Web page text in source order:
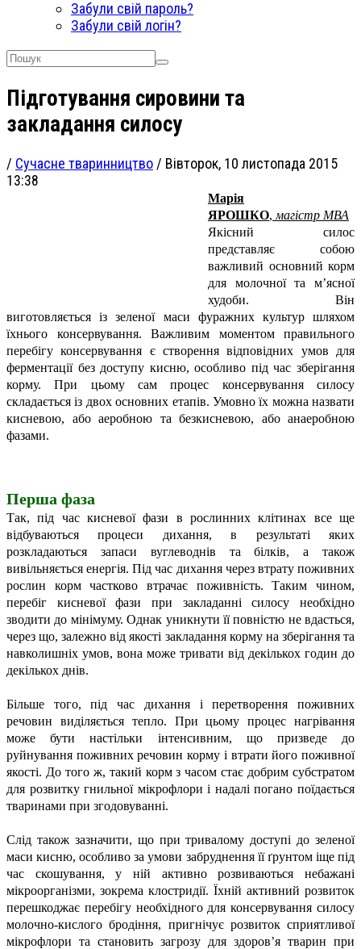
Забули свій пароль?
Забули свій логін?
Підготування сировини та
закладання силосу
/ Сучасне тваринництво / Вівторок, 10 листопада 2015
13:38
Марія
ЯРОШКО, магістр МВА
Якісний силос
представляє собою
важливий основний корм
для молочної та м’ясної
худоби. Він
виготовляється із зеленої маси фуражних культур шляхом
їхнього консервування. Важливим моментом правильного
перебігу консервування є створення відповідних умов для
ферментації без доступу кисню, особливо під час зберігання
корму. При цьому сам процес консервування силосу
складається із двох основних етапів. Умовно їх можна назвати
кисневою, або аеробною та безкисневою, або анаеробною
фазами.
Перша фаза
Так, під час кисневої фази в рослинних клітинах все ще
відбуваються процеси дихання, в результаті яких
розкладаються запаси вуглеводнів та білків, а також
вивільняється енергія. Під час дихання через втрату поживних
рослин корм частково втрачає поживність. Таким чином,
перебіг кисневої фази при закладанні силосу необхідно
зводити до мінімуму. Однак уникнути її повністю не вдасться,
через що, залежно від якості закладання корму на зберігання та
навколишніх умов, вона може тривати від декількох годин до
декількох днів.
Більше того, під час дихання і перетворення поживних
речовин виділяється тепло. При цьому процес нагрівання
може бути настільки інтенсивним, що призведе до
руйнування поживних речовин корму і втрати його поживної
якості. До того ж, такий корм з часом стає добрим субстратом
для розвитку гнильної мікрофлори і надалі погано поїдається
тваринами при згодовуванні.
Слід також зазначити, що при тривалому доступі до зеленої
маси кисню, особливо за умови забруднення її ґрунтом іще під
час скошування, у ній активно розвиваються небажані
мікроорганізми, зокрема клостридії. Їхній активний розвиток
перешкоджає перебігу необхідного для консервування силосу
молочно-кислого бродіння, пригнічує розвиток сприятливої
мікрофлори та становить загрозу для здоров’я тварин при